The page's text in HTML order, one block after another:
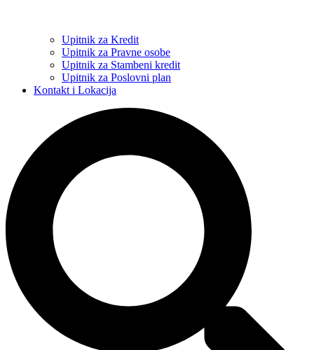
Upitnik za Kredit
Upitnik za Pravne osobe
Upitnik za Stambeni kredit
Upitnik za Poslovni plan
Kontakt i Lokacija